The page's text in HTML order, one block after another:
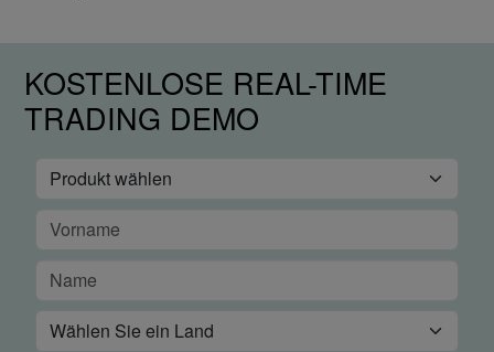
KOSTENLOSE REAL-TIME
TRADING DEMO